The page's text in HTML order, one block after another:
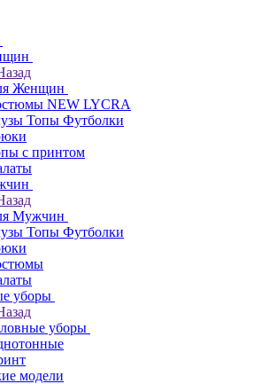
Женщин
NEW LYCRA
Топы Футболки
с принтом
Мужчин
Топы Футболки
уборы
уборы
модели